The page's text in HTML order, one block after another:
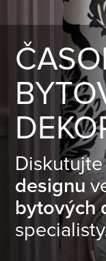
designu
bytových